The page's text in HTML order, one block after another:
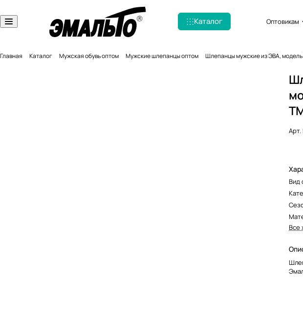
Каталог Оптовикам
Главная Каталог Мужская обувь оптом Мужские шлепанцы оптом Шлепанцы мужские из ЭВА,
Арт.
Вид
Все